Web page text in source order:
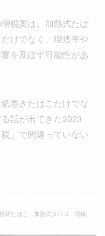
税案は、加熱式たば
けでなく、喫煙率や
を及ぼす可能性があ
巻きたばこだけでな
話が出てきた2023
」で間違っていない
式たばこ 加熱式タバコ 増税